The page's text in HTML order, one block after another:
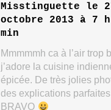
Misstinguette
le
octobre 2013 à 7
min
Mmmmmh ca à l’air trop
j’adore la cuisine
épicée. De très jolies
des explications
BRAVO